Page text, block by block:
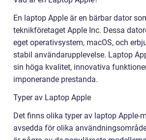
En laptop Apple är en bärbar dator
teknikföretaget Apple Inc. Dessa
eget operativsystem, macOS, och
stabil användarupplevelse. Laptop
sin höga kvalitet, innovativa
imponerande prestanda.
Typer av Laptop Apple
Det finns olika typer av laptop Apple-
avsedda för olika